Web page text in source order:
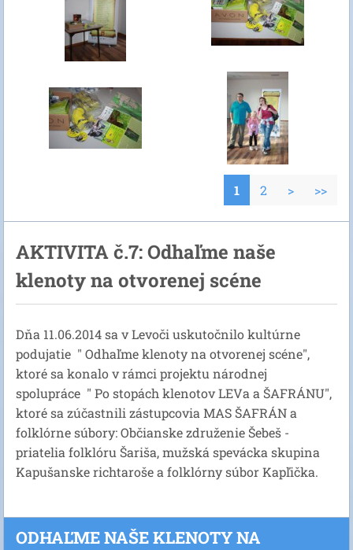
1 2 > >>
AKTIVITA č.7: Odhaľme naše
klenoty na otvorenej scéne
Dňa 11.06.2014 sa v Levoči uskutočnilo kultúrne
podujatie " Odhaľme klenoty na otvorenej scéne",
ktoré sa konalo v rámci projektu národnej
spolupráce " Po stopách klenotov LEVa a ŠAFRÁNU",
ktoré sa zúčastnili zástupcovia MAS ŠAFRÁN a
folklórne súbory: Občianske združenie Šebeš -
priatelia folklóru Šariša, mužská spevácka skupina
Kapušanske richtaroše a folklórny súbor Kapľička.
ODHAĽME NAŠE KLENOTY NA